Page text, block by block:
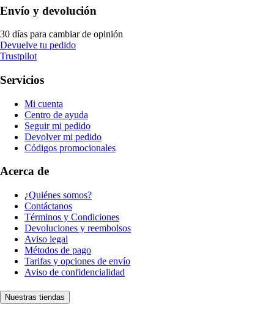
Envío y devolución
30 días para cambiar de opinión
Devuelve tu pedido
Trustpilot
Servicios
Mi cuenta
Centro de ayuda
Seguir mi pedido
Devolver mi pedido
Códigos promocionales
Acerca de
¿Quiénes somos?
Contáctanos
Términos y Condiciones
Devoluciones y reembolsos
Aviso legal
Métodos de pago
Tarifas y opciones de envío
Aviso de confidencialidad
Nuestras tiendas